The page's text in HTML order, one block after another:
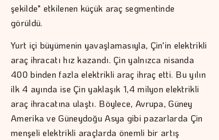
şekilde" etkilenen küçük araç segmentinde
görüldü.
Yurt içi büyümenin yavaşlamasıyla, Çin'in elektrikli
araç ihracatı hız kazandı. Çin yalnızca nisanda
400 binden fazla elektrikli araç ihraç etti. Bu yılın
ilk 4 ayında ise Çin yaklaşık 1,4 milyon elektrikli
araç ihracatına ulaştı. Böylece, Avrupa, Güney
Amerika ve Güneydoğu Asya gibi pazarlarda Çin
menşeli elektrikli araçlarda önemli bir artış